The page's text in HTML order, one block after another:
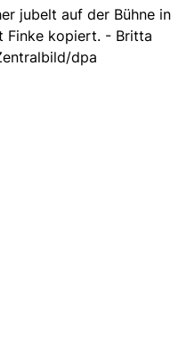
jubelt auf der Bühne in
Finke kopiert. - Britta
dpa